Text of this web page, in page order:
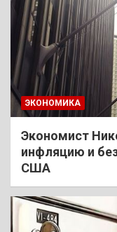
ЭКОНОМИКА
Экономист
инфляцию и
США